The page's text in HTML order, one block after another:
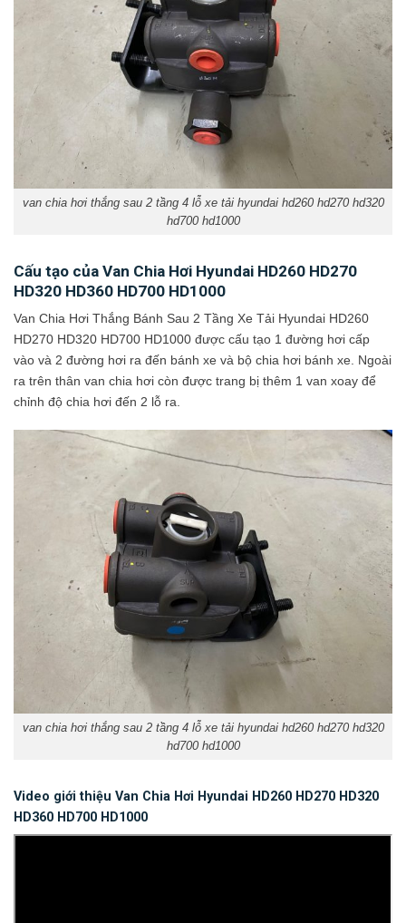
van chia hơi thắng sau 2 tầng 4 lỗ xe tải hyundai hd260 hd270 hd320
hd700 hd1000
Cấu tạo của Van Chia Hơi Hyundai HD260 HD270
HD320 HD360 HD700 HD1000
Van Chia Hơi Thắng Bánh Sau 2 Tầng Xe Tải Hyundai HD260
HD270 HD320 HD700 HD1000 được cấu tạo 1 đường hơi cấp
vào và 2 đường hơi ra đến bánh xe và bộ chia hơi bánh xe. Ngoài
ra trên thân van chia hơi còn được trang bị thêm 1 van xoay để
chỉnh độ chia hơi đến 2 lỗ ra.
van chia hơi thắng sau 2 tầng 4 lỗ xe tải hyundai hd260 hd270 hd320
hd700 hd1000
Video giới thiệu Van Chia Hơi Hyundai HD260 HD270 HD320
HD360 HD700 HD1000